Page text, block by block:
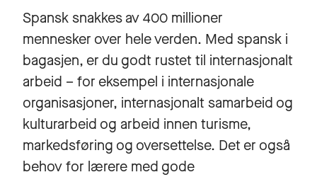
Spansk snakkes av 400 millioner
mennesker over hele verden. Med spansk i
bagasjen, er du godt rustet til internasjonalt
arbeid – for eksempel i internasjonale
organisasjoner, internasjonalt samarbeid og
kulturarbeid og arbeid innen turisme,
markedsføring og oversettelse. Det er også
behov for lærere med gode